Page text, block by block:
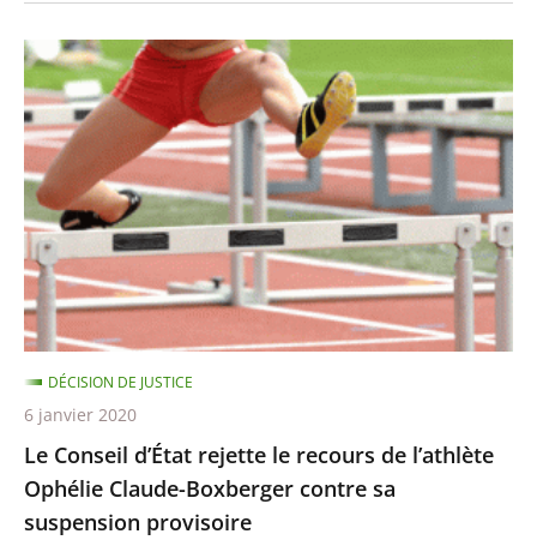
après
avant
Le
Conseil
d’État
rejette
le
recours
de
l’athlète
Ophélie
Claude-
Boxberger
contre
sa
suspension
provisoire
Le Conseil d’État rejette le recours de l’athlète
Ophélie Claude-Boxberger contre sa
suspension provisoire
DÉCISION DE JUSTICE
6 janvier 2020